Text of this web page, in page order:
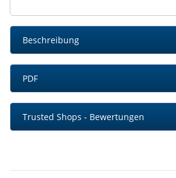
Beschreibung
PDF
Trusted Shops - Bewertungen